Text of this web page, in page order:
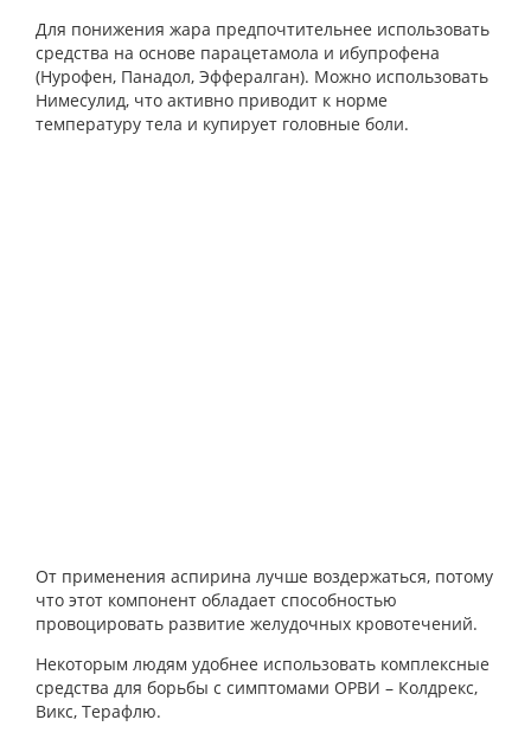
Для понижения жара предпочтительнее использовать
средства на основе парацетамола и ибупрофена
(Нурофен, Панадол, Эффералган). Можно использовать
Нимесулид, что активно приводит к норме
температуру тела и купирует головные боли.
От применения аспирина лучше воздержаться, потому
что этот компонент обладает способностью
провоцировать развитие желудочных кровотечений.
Некоторым людям удобнее использовать комплексные
средства для борьбы с симптомами ОРВИ – Колдрекс,
Викс, Терафлю.